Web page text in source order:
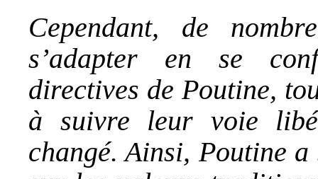
Cependant, de
s’adapter en se
directives de Poutine,
à suivre leur voie
changé. Ainsi, Poutine